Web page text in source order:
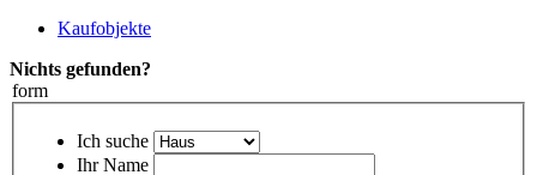
Kaufobjekte
Nichts gefunden?
form
Ich suche
Ihr Name